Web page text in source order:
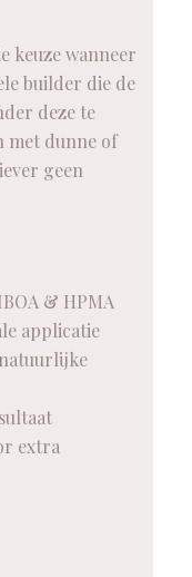
keuze wanneer
builder die de
deze te
met dunne of
geen
& HPMA
applicatie
extra